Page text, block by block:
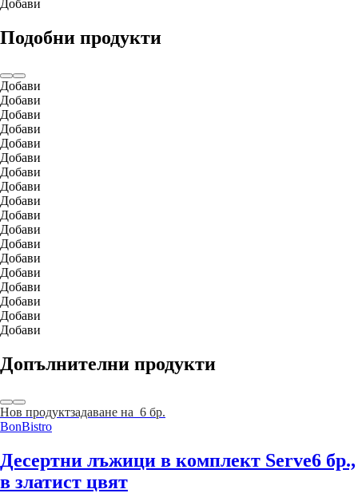
Добави
Подобни продукти
Добави
Добави
Добави
Добави
Добави
Добави
Добави
Добави
Добави
Добави
Добави
Добави
Добави
Добави
Добави
Добави
Добави
Добави
Допълнителни продукти
Нов продуктзадаване на 6 бр.
BonBistro
Десертни лъжици в комплект Serve6 бр.,
в златист цвят